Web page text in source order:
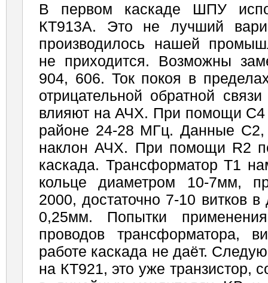
В первом каскаде ШПУ
КТ913А. Это не лучший
производилось нашей
не приходится. Возможны
904, 606. Ток покоя в
отрицательной обратной
влияют на АЧХ. При помощи
районе 24-28 МГц. Данные
наклон АЧХ. При помощи R2
каскада. Трансформатор Т1
кольце диаметром 10-7мм,
2000, достаточно 7-10 витков
0,25мм. Попытки
проводов трансформатора,
работе каскада не даёт.
на КТ921, это уже транзистор,